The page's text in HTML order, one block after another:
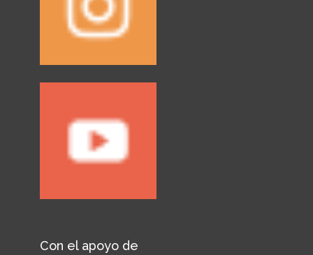
Con el apoyo de